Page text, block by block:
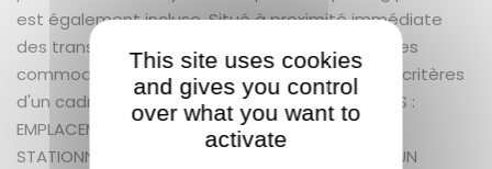
est également incluse. Situé à proximité immédiate
des transports, des commerces et de toutes les
commodités, cet appartement réunit tous les critères
d'un cadre de vie pratique et agréable. LES PLUS :
EMPLACEMENT - LUMINEUX - DERNIER ETAGE -
STATIONNEMENT GUENNO IMMOBILIER ST MARTIN UN
This site uses cookies
and gives you control
over what you want to
activate